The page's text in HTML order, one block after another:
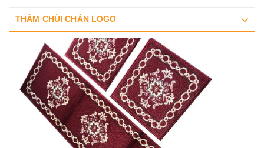
THẢM CHÙI CHÂN LOGO